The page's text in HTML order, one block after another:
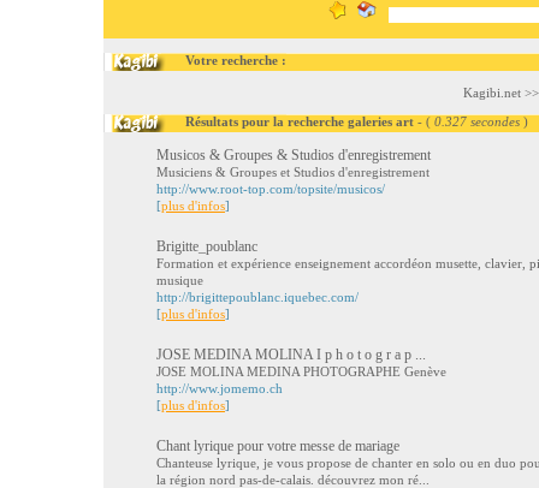
Votre recherche :
Kagibi.net
Résultats pour la recherche galeries art - ( 0.327 secondes )
Musicos & Groupes & Studios d'enregistrement
Musiciens & Groupes et Studios d'enregistrement
http://www.root-top.com/topsite/musicos/
[plus d'infos]
Brigitte_poublanc
Formation et expérience enseignement accordéon musette, clavier,
musique
http://brigittepoublanc.iquebec.com/
[plus d'infos]
JOSE MEDINA MOLINA I p h o t o g r a p ...
JOSE MOLINA MEDINA PHOTOGRAPHE Genève
http://www.jomemo.ch
[plus d'infos]
Chant lyrique pour votre messe de mariage
Chanteuse lyrique, je vous propose de chanter en solo ou en duo
la région nord pas-de-calais. découvrez mon ré...